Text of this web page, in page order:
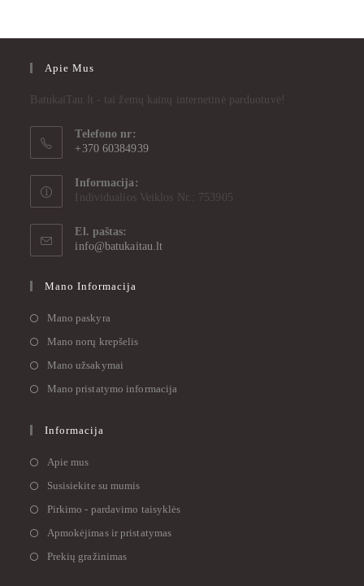
Apie Mus
BatukaiTau.lt - tai žemų kainų internetinė parduotuvė!
Telefono nr:
+370 60384939
Informacija:
Individualios Veiklos Nr.: 753905
El. paštas:
info@batukaitau.lt
Mano Informacija
Mano paskyra
Mano norų krepšelis
Mano užsakymai
Mano pristatymo informacija
Informacija
Apie mus
Susisiekite su mumis
Pirkimo - pardavimo taisyklės
Apmokėjimas ir pristatymas
Prekių gražinimas